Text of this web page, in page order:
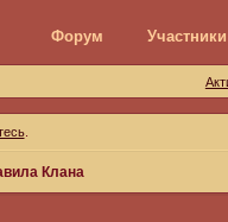
Форум Участники
.
Клана